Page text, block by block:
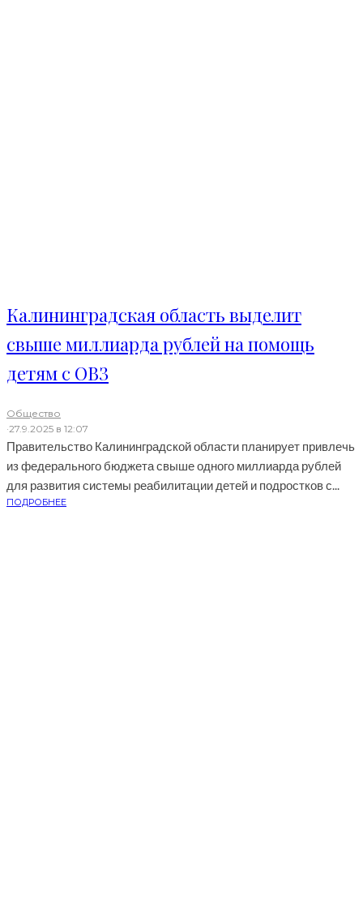
Калининградская область выделит
свыше миллиарда рублей на помощь
детям с ОВЗ
Общество
·27.9.2025 в 12:07
Правительство Калининградской области планирует привлечь
из федерального бюджета свыше одного миллиарда рублей
для развития системы реабилитации детей и подростков с...
ПОДРОБНЕЕ